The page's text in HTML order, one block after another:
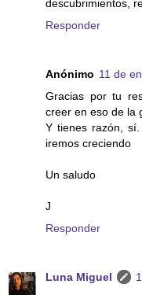
descubrimientos,
Responder
Anónimo 11 de
Gracias por tu
creer en eso de la
Y tienes razón,
iremos creciendo
Un saludo
J
Responder
Luna Miguel